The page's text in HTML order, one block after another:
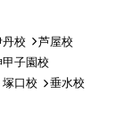
丹校
芦屋校
甲子園校
塚口校
垂水校